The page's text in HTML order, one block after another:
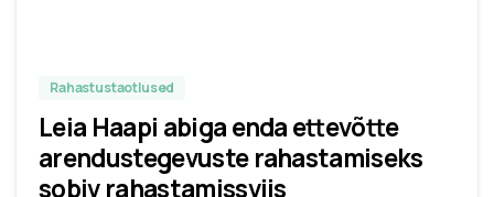
Rahastustaotlused
Leia Haapi abiga enda ettevõtte
arendustegevuste rahastamiseks
sobiv rahastamissviis